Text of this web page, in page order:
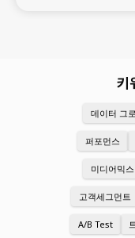
데이터 그
퍼포먼스
미디어믹스
고객세그먼트
A/B Test
키